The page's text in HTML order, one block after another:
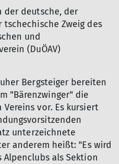
der deutsche, der
Zweig des
und
(DuÖAV)
Bergsteiger bereiten
"Bärenzwinger" die
vor. Es kursiert
unterzeichnete
anderem heißt: "Es wird
als Sektion